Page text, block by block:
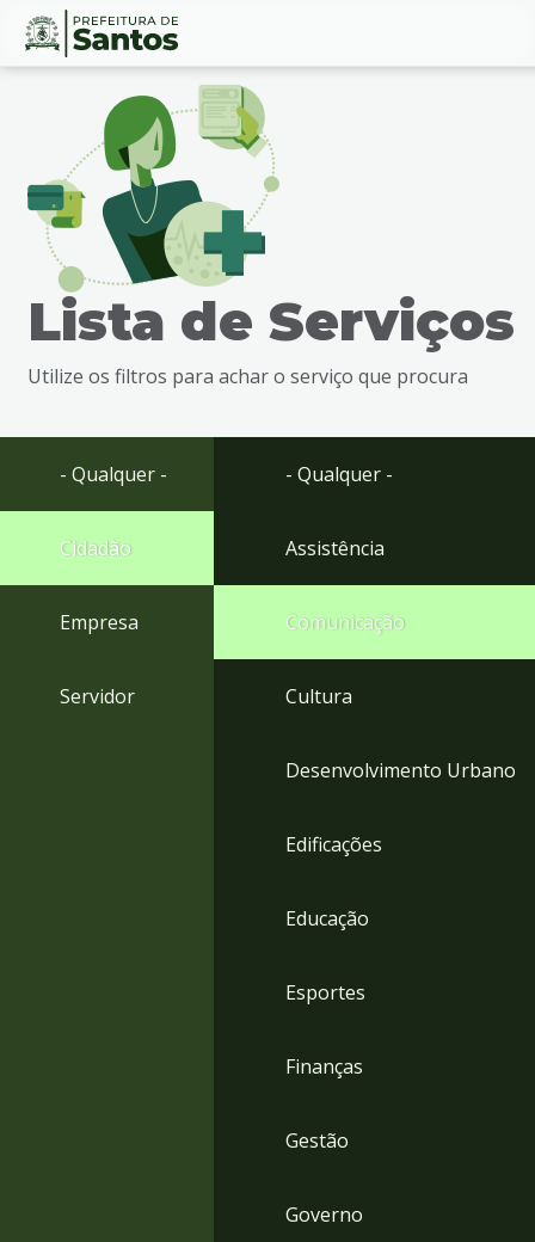
Ir
busca
Ir
rodapé
Conteúdo
Lista de Serviços
Utilize os filtros para achar o serviço que procura
- Qualquer -
Cidadão
Empresa
Servidor
- Qualquer -
Assistência
Comunicação
Cultura
Desenvolvimento Urbano
Edificações
Educação
Esportes
Finanças
Gestão
Governo